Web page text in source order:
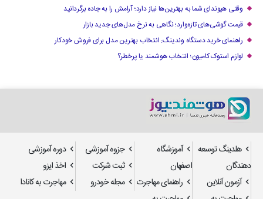
وقتی هیوندای شما به بهترین‌ها نیاز دارد؛ آرامش را به جاده برگردانید
قیمت گوشی‌های تازه‌وارد؛ نگاهی به نرخ مدل‌های جدید بازار
راهنمای خرید دستگاه وندینگ: انتخاب بهترین مدل برای فروش خودکار
لوازم استوک کامیون؛ انتخاب هوشمند یا پرخطر؟
هلدینگ توسعه
دهندگان
آموزشگاه
اصفهان
جزوه آموزشی
دوره آموزشی
ثبت شرکت
اخذ ایزو
آزمون آنلاین
راهنمای مهاجرت مجله خودرو
مهاجرت به کانادا